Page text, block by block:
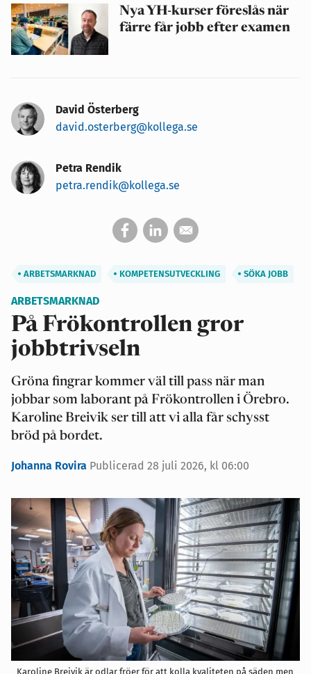
Nya YH-kurser föreslås när
färre får jobb efter examen
David Österberg
david.osterberg@kollega.se
Petra Rendik
petra.rendik@kollega.se
ARBETSMARKNAD KOMPETENSUTVECKLING SÖKA JOBB
ARBETSMARKNAD
På Frökontrollen gror
jobbtrivseln
Gröna fingrar kommer väl till pass när man
jobbar som laborant på Frökontrollen i Örebro.
Karoline Breivik ser till att vi alla får schysst
bröd på bordet.
Johanna Rovira Publicerad 28 juli 2026, kl 06:00
Karoline Breivik är odlar fröer för att kolla kvaliteten på säden men